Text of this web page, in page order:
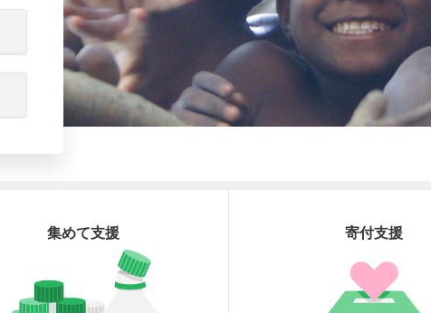
集めて支援 寄付支援